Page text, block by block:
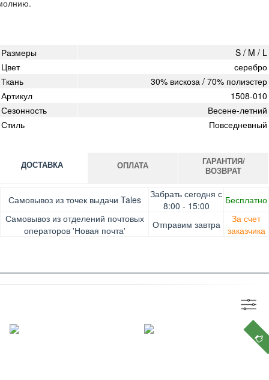
Размеры
S / M / L
Цвет
серебро
Ткань
30% вискоза / 70% полиэстер
Артикул
1508-010
Сезонность
Весене-летний
Стиль
Повседневный
ДОСТАВКА
Самовывоз из точек выдачи Tales
Забрать сегодня с
8:00 - 15:00
Бесплатно
Самовывоз из отделений почтовых
операторов 'Новая почта'
Отправим завтра
За счет
заказчика
ОПЛАТА
Оплата при получении товара, Картой онлайн, Google
Pay, Безналичными для юридических лиц, Безналичными
для физических лиц, Apple Pay, Mastercard, Visa
ГАРАНТИЯ/
ВОЗВРАТ
Гарантия. Обмен/возврат товара в течение 14 дней.
Доставка за счет заказчика